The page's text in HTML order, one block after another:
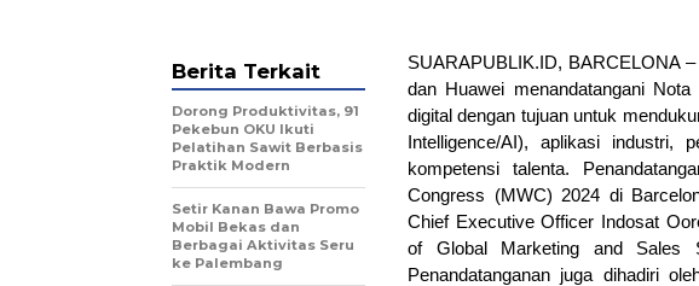
SUARAPUBLIK.ID, BARCELONA
dan Huawei menandatangani
digital dengan tujuan untuk
Intelligence/AI), aplikasi industri,
kompetensi talenta.
Congress (MWC) 2024 di
Chief Executive Officer Indosat
of Global Marketing and Sales
Penandatanganan juga dihadiri
Berita Terkait
Dorong Produktivitas, 91
Pekebun OKU Ikuti
Pelatihan Sawit Berbasis
Praktik Modern
Setir Kanan Bawa Promo
Mobil Bekas dan
Berbagai Aktivitas Seru
ke Palembang